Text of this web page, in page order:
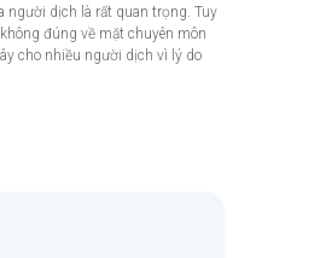
người dịch là rất quan trọng. Tuy
đúng về mặt chuyên môn
cho nhiều người dịch vì lý do